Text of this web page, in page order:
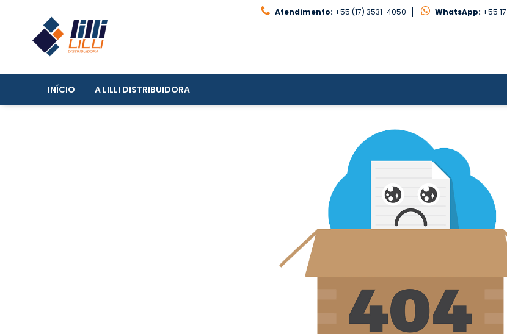
Atendimento: +55 (17) 3531-4050 WhatsApp: +55
INÍCIO A LILLI DISTRIBUIDORA